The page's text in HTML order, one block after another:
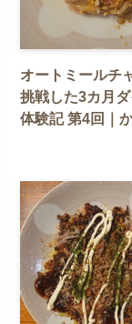
オートミールチ
挑戦した3カ月
体験記 第4回｜